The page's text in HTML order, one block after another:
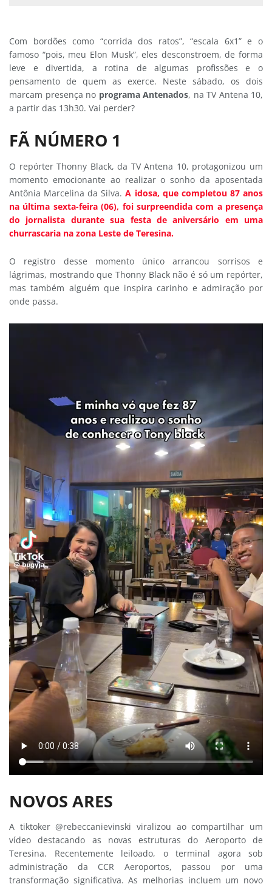
Com bordões como “corrida dos ratos”, “escala 6x1” e o
famoso “pois, meu Elon Musk”, eles desconstroem, de forma
leve e divertida, a rotina de algumas profissões e o
pensamento de quem as exerce. Neste sábado, os dois
marcam presença no programa Antenados, na TV Antena 10,
a partir das 13h30. Vai perder?
FÃ NÚMERO 1
O repórter Thonny Black, da TV Antena 10, protagonizou um
momento emocionante ao realizar o sonho da aposentada
Antônia Marcelina da Silva.A idosa, que completou 87 anos
na última sexta-feira (06), foi surpreendida com a presença
do jornalista durante sua festa de aniversário em uma
churrascaria na zona Leste de Teresina.
O registro desse momento único arrancou sorrisos e
lágrimas, mostrando que Thonny Black não é só um repórter,
mas também alguém que inspira carinho e admiração por
onde passa.
NOVOS ARES
A tiktoker @rebeccanievinski viralizou ao compartilhar um
vídeo destacando as novas estruturas do Aeroporto de
Teresina. Recentemente leiloado, o terminal agora sob
administração da CCR Aeroportos, passou por uma
transformação significativa. As melhorias incluem um novo